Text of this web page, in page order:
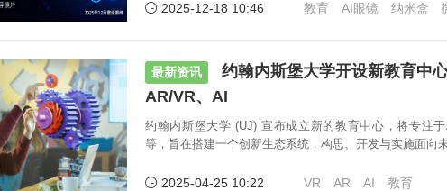
2025-12-18 10:46 教育 AI眼镜 纳米盒
最新资讯
约翰内斯堡大学开设新教育中
AR/VR、AI
约翰内斯堡大学 (UJ) 宣布成立新的教育中心，将专注
等，旨在搭建一个创新生态系统，构思、开发与实施面向
2025-04-25 10:22 VR AR AI 教育